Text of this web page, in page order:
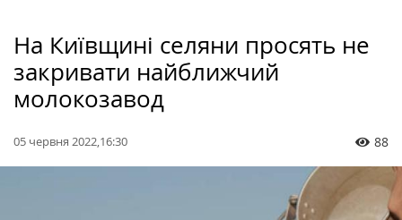
На Київщині селяни просять не
закривати найближчий
молокозавод
05 червня 2022,16:30 88